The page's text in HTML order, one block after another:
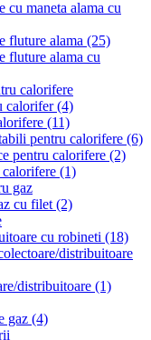
cu maneta alama cu
fluture alama (25)
fluture alama cu
calorifere
calorifer(4)
(11)
pentru calorifere (6)
pentru calorifere (2)
calorifere (1)
gaz
cu filet (2)
cu robineti (18)
distribuitoare
distribuitoare (1)
gaz (4)